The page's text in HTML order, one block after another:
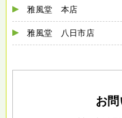
雅風堂 本店
雅風堂 八日市店
お